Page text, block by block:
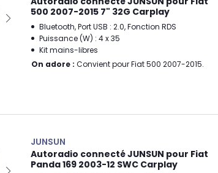
500 2007-2015 7" 32G Carplay
Bluetooth, Port USB : 2.0, Fonction RDS
Puissance (W) : 4 x 35
Kit mains-libres
On adore : Convient pour Fiat 500 2007-2015.
JUNSUN
Autoradio connecté JUNSUN pour Fiat
Panda 169 2003-12 SWC Carplay